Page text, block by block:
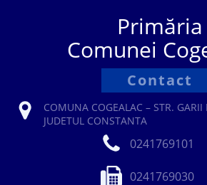
Primăria
Comunei
Contact
COMUNA COGEALAC – STR.
JUDETUL CONSTANTA
0241769101
0241769030